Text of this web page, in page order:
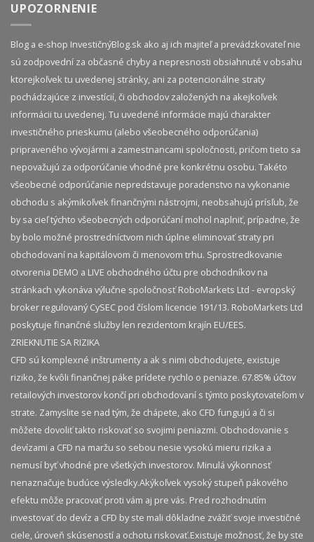
UPOZORNENIE
Blog a e-shop InvestičnýBlog.sk ako aj ich majiteľ a prevádzkovateľ nie
sú zodpovední za občasné chyby a nepresnosti obsiahnuté v obsahu
ktorejkoľvek tu uvedenej stránky, ani za potencionálne straty
pochádzajúce z investícií, či obchodov založených na akejkoľvek
informácii tu uvedenej. Tu uvedené informácie majú charakter
investičného prieskumu (alebo všeobecného odporúčania)
pripraveného vývojármi a zamestnancami spoločnosti, pričom tieto sa
nepovažujú za odporúčanie vhodné pre konkrétnu osobu. Takéto
všeobecné odporúčanie nepredstavuje poradenstvo na vykonanie
obchodu s akýmikoľvek finančnými nástrojmi, neobsahujú prísľub, že
by sa cieľ týchto všeobecných odporúčaní mohol naplniť, prípadne, že
by bolo možné prostredníctvom nich úplne eliminovať straty pri
obchodovaní na kapitálovom či menovom trhu. Sprostredkovanie
otvorenia DEMO a LIVE obchodného účtu pre obchodníkov na
stránkach vykonáva výlučne spoločnosť RoboMarkets Ltd - evropský
broker regulovaný CySEC pod číslom licencie 191/13. RoboMarkets Ltd
poskytuje finančné služby len rezidentom krajín EU/EES.
ZRIEKNUTIE SA RIZIKA
CFD sú komplexné inštrumenty a ak s nimi obchodujete, existuje
riziko, že kvôli finančnej páke prídete rychlo o peniaze. 67.85% účtov
retailových investorov končí pri obchodovaní s týmto poskytovateľom v
strate. Zamyslite se nad tým, že chápete, ako CFD fungujú a či si
môžete dovoliť takto riskovať so svojimi peniazmi. Obchodovanie s
devízami a CFD na maržu so sebou nesie vysokú mieru rizika a
nemusí byť vhodné pre všetkých investorov. Minulá výkonnosť
nenaznačuje budúce výsledky.​ Akýkoľvek vysoký stupeň pákového
efektu môže pracovať proti vám aj pre vás. Pred rozhodnutím
investovať do devíz a CFD by ste mali dôkladne zvážiť svoje investičné
ciele, úroveň skúseností a ochotu riskovať.​ Existuje možnosť, že by ste